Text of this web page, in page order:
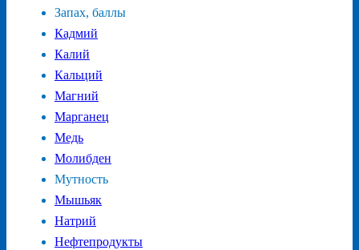
Запах, баллы
Кадмий
Калий
Кальций
Магний
Марганец
Медь
Молибден
Мутность
Мышьяк
Натрий
Нефтепродукты